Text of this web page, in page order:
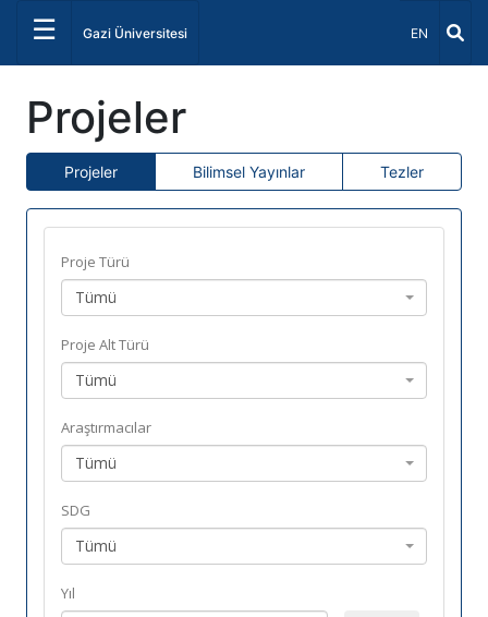
☰ Gazi Üniversitesi Dil Seçiniz
EN
Projeler
Projeler Bilimsel Yayınlar Tezler